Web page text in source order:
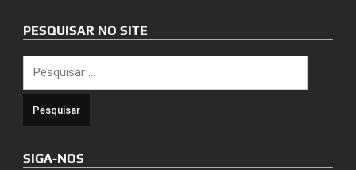
PESQUISAR NO SITE
por:
SIGA-NOS